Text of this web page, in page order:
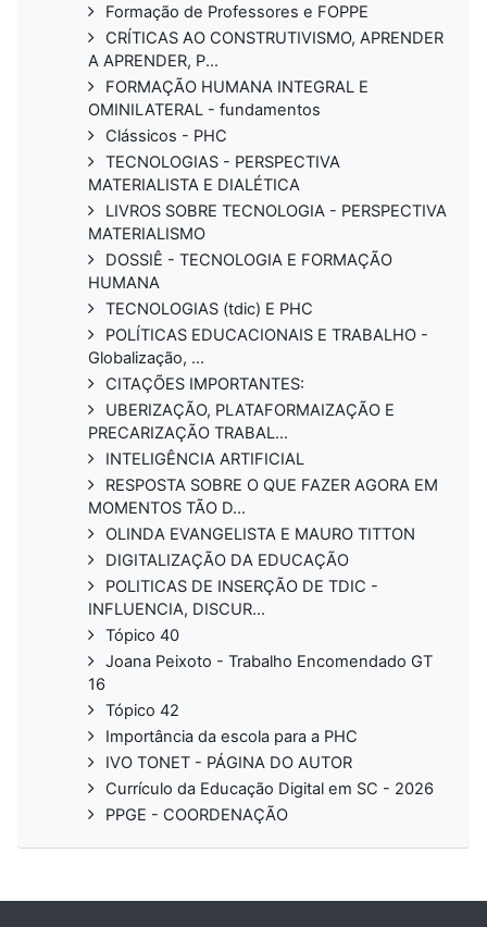
Formação de Professores e FOPPE
CRÍTICAS AO CONSTRUTIVISMO, APRENDER
A APRENDER, P...
FORMAÇÃO HUMANA INTEGRAL E
OMINILATERAL - fundamentos
Clássicos - PHC
TECNOLOGIAS - PERSPECTIVA
MATERIALISTA E DIALÉTICA
LIVROS SOBRE TECNOLOGIA - PERSPECTIVA
MATERIALISMO
DOSSIÊ - TECNOLOGIA E FORMAÇÃO
HUMANA
TECNOLOGIAS (tdic) E PHC
POLÍTICAS EDUCACIONAIS E TRABALHO -
Globalização, ...
CITAÇÕES IMPORTANTES:
UBERIZAÇÃO, PLATAFORMAIZAÇÃO E
PRECARIZAÇÃO TRABAL...
INTELIGÊNCIA ARTIFICIAL
RESPOSTA SOBRE O QUE FAZER AGORA EM
MOMENTOS TÃO D...
OLINDA EVANGELISTA E MAURO TITTON
DIGITALIZAÇÃO DA EDUCAÇÃO
POLITICAS DE INSERÇÃO DE TDIC -
INFLUENCIA, DISCUR...
Tópico 40
Joana Peixoto - Trabalho Encomendado GT
16
Tópico 42
Importância da escola para a PHC
IVO TONET - PÁGINA DO AUTOR
Currículo da Educação Digital em SC - 2026
PPGE - COORDENAÇÃO